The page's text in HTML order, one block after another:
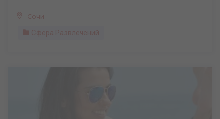
Сочи
Сфера Развлечений